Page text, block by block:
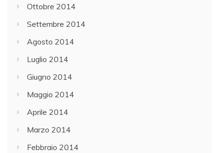
Ottobre 2014
Settembre 2014
Agosto 2014
Luglio 2014
Giugno 2014
Maggio 2014
Aprile 2014
Marzo 2014
Febbraio 2014